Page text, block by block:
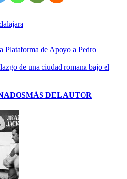
Plataforma de Apoyo a Pedro
de una ciudad romana bajo el
MÁS DEL AUTOR